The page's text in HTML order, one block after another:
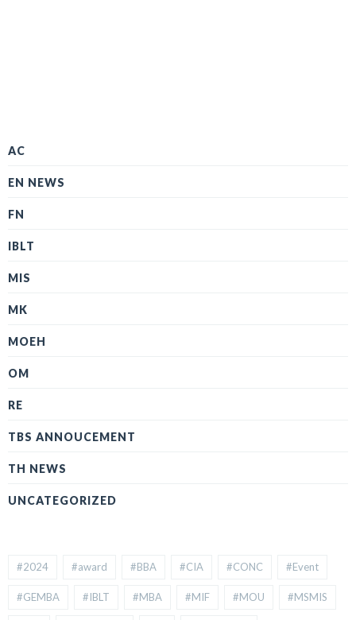
AC
EN NEWS
FN
IBLT
MIS
MK
MOEH
OM
RE
TBS ANNOUCEMENT
TH NEWS
UNCATEGORIZED
#2024 #award #BBA #CIA #CONC #Event
#GEMBA #IBLT #MBA #MIF #MOU #MSMIS